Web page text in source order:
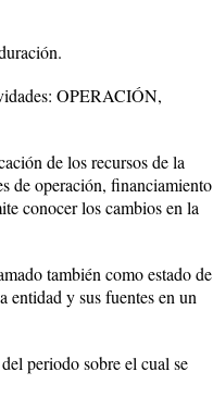
OPERACIÓN,
de los recursos de la
de operación, financiamiento
conocer los cambios en la
también como estado de
entidad y sus fuentes en un
periodo sobre el cual se